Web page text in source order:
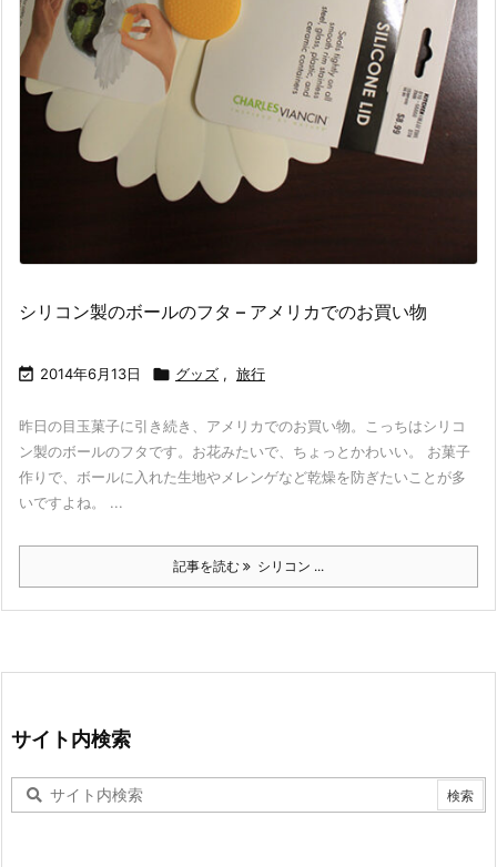
シリコン製のボールのフタ – アメリカでのお買い物
 2014年6月13日  グッズ , 旅行
昨日の目玉菓子に引き続き、アメリカでのお買い物。こっちはシリコ
ン製のボールのフタです。お花みたいで、ちょっとかわいい。 お菓子
作りで、ボールに入れた生地やメレンゲなど乾燥を防ぎたいことが多
いですよね。 ...
記事を読む シリコン ...
サイト内検索